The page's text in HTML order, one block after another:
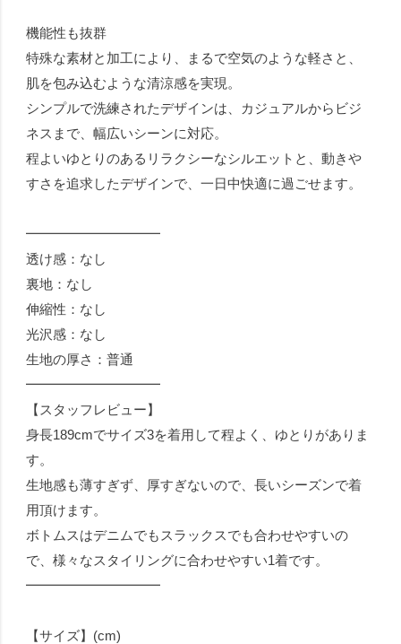
機能性も抜群
特殊な素材と加工により、まるで空気のような軽さと、
肌を包み込むような清涼感を実現。
シンプルで洗練されたデザインは、カジュアルからビジ
ネスまで、幅広いシーンに対応。
程よいゆとりのあるリラクシーなシルエットと、動きや
すさを追求したデザインで、一日中快適に過ごせます。
━━━━━━━━━━
透け感：なし
裏地：なし
伸縮性：なし
光沢感：なし
生地の厚さ：普通
━━━━━━━━━━
【スタッフレビュー】
身長189cmでサイズ3を着用して程よく、ゆとりがありま
す。
生地感も薄すぎず、厚すぎないので、長いシーズンで着
用頂けます。
ボトムスはデニムでもスラックスでも合わせやすいの
で、様々なスタイリングに合わせやすい1着です。
━━━━━━━━━━
【サイズ】(cm)